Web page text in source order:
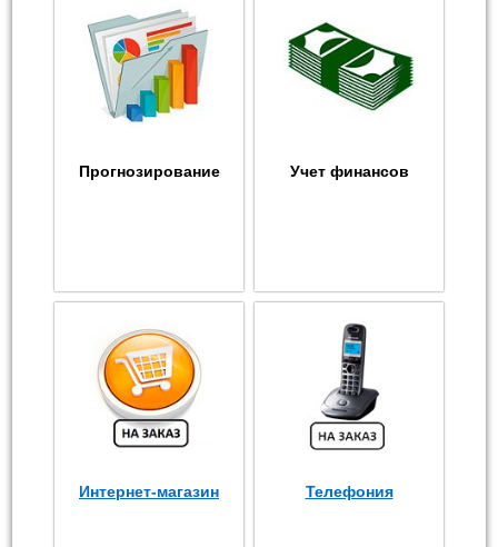
Прогнозирование Учет финансов
Интернет-магазин Телефония